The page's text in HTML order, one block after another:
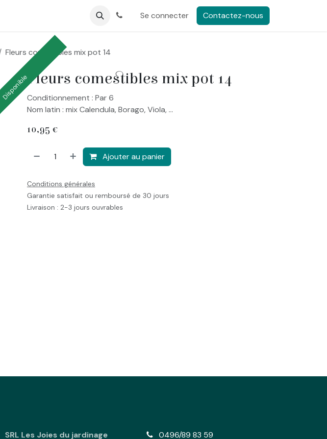
Se connecter Contactez-nous
Fleurs comestibles mix pot 14
Fleurs comestibles mix pot 14
DisponibleConditionnement : Par 6
Nom latin : mix Calendula, Borago, Viola, ...
10,95 €
Ajouter au panier
Conditions générales
Garantie satisfait ou remboursé de 30 jours
Livraison : 2-3 jours ouvrables
SRL Les Joies du jardinage 0496/89 83 59